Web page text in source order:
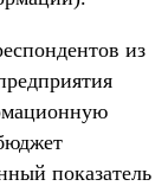
из
показатель